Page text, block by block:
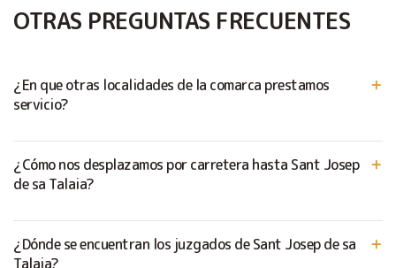
OTRAS PREGUNTAS FRECUENTES
¿En que otras localidades de la comarca prestamos
servicio?
¿Cómo nos desplazamos por carretera hasta Sant Josep
de sa Talaia?
¿Dónde se encuentran los juzgados de Sant Josep de sa
Talaia?